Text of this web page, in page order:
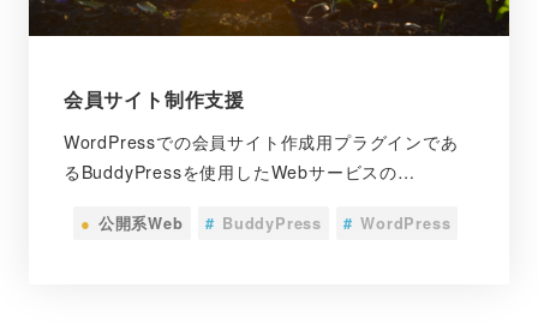
会員サイト制作支援
WordPressでの会員サイト作成用プラグインであ
るBuddyPressを使用したWebサービスの…
● 公開系Web # BuddyPress # WordPress